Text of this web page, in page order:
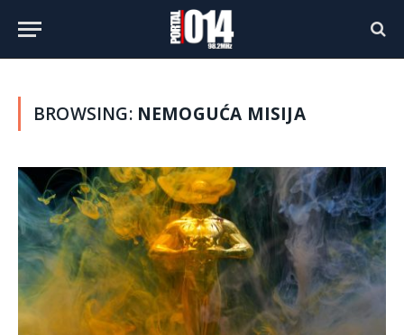
BROWSING: NEMOGUĆA MISIJA